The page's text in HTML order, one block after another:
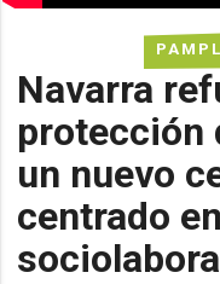
Navarra
protección
un nuevo
centrado